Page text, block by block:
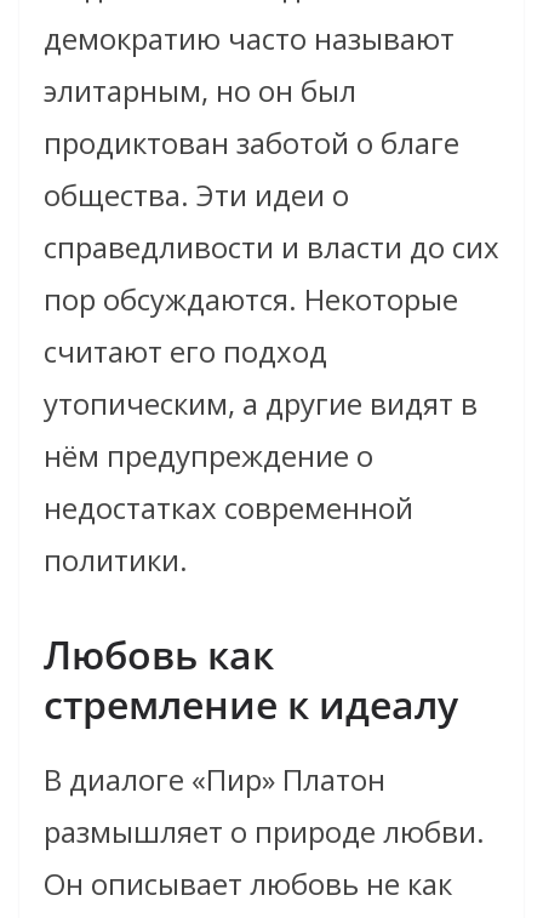
демократию часто называют
элитарным, но он был
продиктован заботой о благе
общества. Эти идеи о
справедливости и власти до сих
пор обсуждаются. Некоторые
считают его подход
утопическим, а другие видят в
нём предупреждение о
недостатках современной
политики.
Любовь как
стремление к идеалу
В диалоге «Пир» Платон
размышляет о природе любви.
Он описывает любовь не как